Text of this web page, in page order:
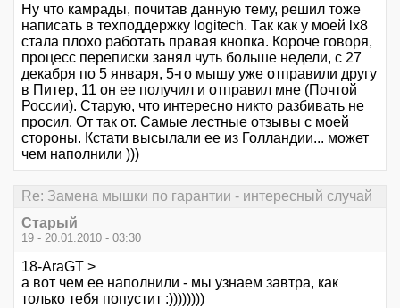
Ну что камрады, почитав данную тему, решил тоже
написать в техподдержку logitech. Так как у моей lx8
стала плохо работать правая кнопка. Короче говоря,
процесс переписки занял чуть больше недели, с 27
декабря по 5 января, 5-го мышу уже отправили другу
в Питер, 11 он ее получил и отправил мне (Почтой
России). Старую, что интересно никто разбивать не
просил. От так от. Самые лестные отзывы с моей
стороны. Кстати высылали ее из Голландии... может
чем наполнили )))
Re: Замена мышки по гарантии - интересный случай
Старый
19 - 20.01.2010 - 03:30
18-AraGT >
а вот чем ее наполнили - мы узнаем завтра, как
только тебя попустит :))))))))